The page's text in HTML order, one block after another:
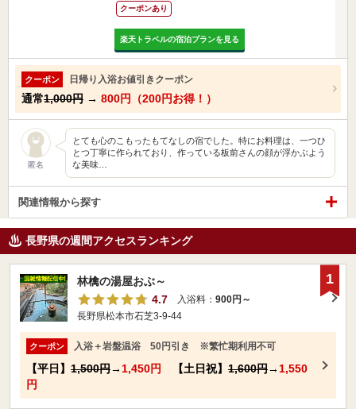
クーポンあり
楽天トラベルの宿泊プランを見る
クーポン 日帰り入浴お値引きクーポン
通常1,000円 → 800円（200円お得！）
匿名
とても心のこもったもてなしの宿でした。特にお料理は、一つひ
とつ丁寧に作られており、作っている板前さんの顔が浮かぶよう
な美味…
関連情報から探す
長野県の週間アクセスランキング
林檎の湯屋おぶ～
4.7
入浴料： 900円～
長野県松本市石芝3-9-44
クーポン 入浴＋岩盤温浴 50円引き ※繁忙期利用不可
【平日】 1,500円→ 1,450円 【土日祝】 1,600円→ 1,550
円
1